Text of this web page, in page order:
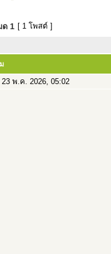
ด 1 [ 1 โพสต์ ]
23 พ.ค. 2026, 05:02